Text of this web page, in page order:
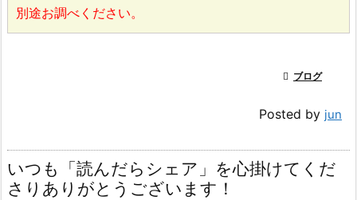
別途お調べください。
 ブログ
Posted by jun
いつも「読んだらシェア」を心掛けてくだ
さりありがとうございます！